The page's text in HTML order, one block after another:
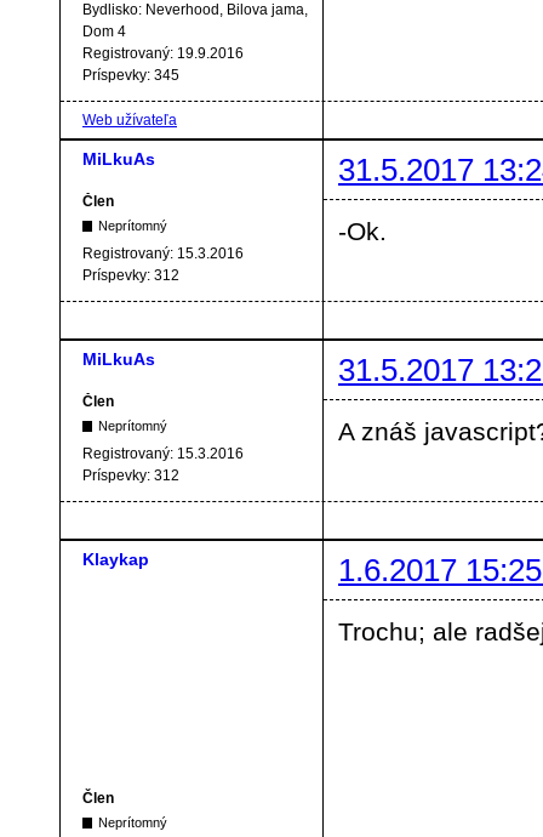
Bydlisko: Neverhood, Bilova jama,
Dom 4
Registrovaný: 19.9.2016
Príspevky: 345
Web užívateľa
MiLkuAs 31.5.2017
Člen
Neprítomný
Registrovaný: 15.3.2016
Príspevky: 312
-Ok.
MiLkuAs 31.5.2017
Člen
Neprítomný
Registrovaný: 15.3.2016
Príspevky: 312
A znáš
Klaykap 1.6.2017
Člen
Neprítomný
Trochu; ale